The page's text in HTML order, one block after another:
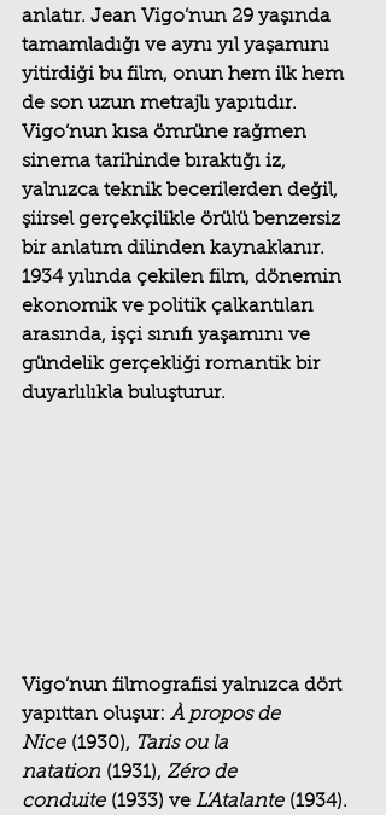
anlatır. Jean Vigo’nun 29 yaşında
tamamladığı ve aynı yıl yaşamını
yitirdiği bu film, onun hem ilk hem
de son uzun metrajlı yapıtıdır.
Vigo’nun kısa ömrüne rağmen
sinema tarihinde bıraktığı iz,
yalnızca teknik becerilerden değil,
şiirsel gerçekçilikle örülü benzersiz
bir anlatım dilinden kaynaklanır.
1934 yılında çekilen film, dönemin
ekonomik ve politik çalkantıları
arasında, işçi sınıfı yaşamını ve
gündelik gerçekliği romantik bir
duyarlılıkla buluşturur.
Vigo’nun filmografisi yalnızca dört
yapıttan oluşur: À propos de
Nice (1930), Taris ou la
natation (1931), Zéro de
conduite (1933) ve L’Atalante (1934).